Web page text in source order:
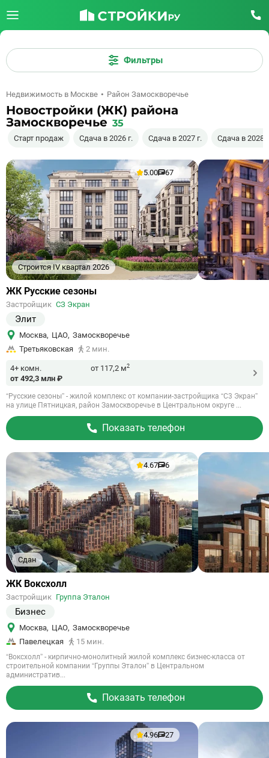
Фильтры
Недвижимость в Москве Район Замоскворечье
Новостройки (ЖК) района
Замоскворечье 35
Старт продаж Сдача в 2026 г. Сдача в 2027 г. Сдача в 2028
Строится IV квартал 2026
5.00 67
Ссылка
объект
ЖК Русские сезоны
Застройщик СЗ Экран
Элит
Москва, ЦАО, Замоскворечье
Третьяковская
2 мин.
4+ комн. от 117,2 м2
от 492,3 млн ₽
“Русские сезоны” - жилой комплекс от компании-застройщика “С3 Экран”
на улице Пятницкая, район Замоскворечье в Центральном округе ...
Показать телефон
Сдан
4.67 6
Ссылка
объект
ЖК Воксхолл
Застройщик Группа Эталон
Бизнес
Москва, ЦАО, Замоскворечье
Павелецкая
15 мин.
“Воксхолл” - кирпично-монолитный жилой комплекс бизнес-класса от
строительной компании “Группы Эталон” в Центральном
административ...
Показать телефон
4.96 27